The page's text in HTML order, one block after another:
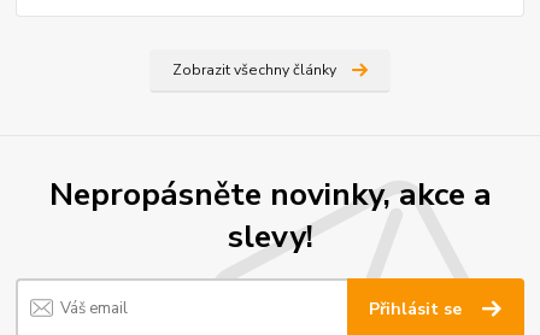
Zobrazit všechny články
Nepropásněte novinky, akce a
slevy!
Přihlásit se